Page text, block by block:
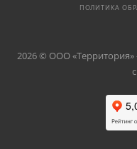
ПОЛИТИКА
2026 © ООО «Территория»